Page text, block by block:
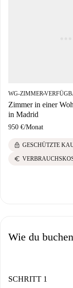
WG-ZIMMER■
Zimmer in einer
in Madrid
950 €/Monat
lock GESCHÜTZTE
euro
Wie du
SCHRITT 1